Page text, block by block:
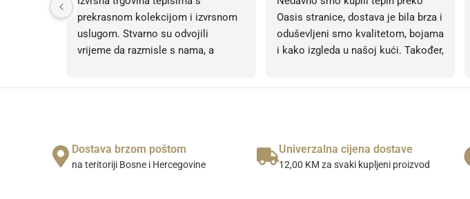
prekrasnom kolekcijom i izvrsnom
uslugom. Stvarno su odvojili
vrijeme da razmisle s nama, a
Oasis stranice, dostava je bila brza i
oduševljeni smo kvalitetom, bojama
i kako izgleda u našoj kući. Također,
Dostava brzom poštom
na teritoriji Bosne i Hercegovine
Univerzalna cijena dostave
12,00 KM za svaki kupljeni proizvod